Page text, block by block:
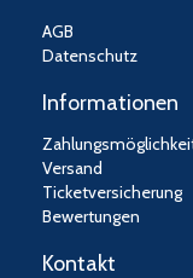
AGB
Datenschutz
Informationen
Versand
Ticketversicherung
Bewertungen
Kontakt